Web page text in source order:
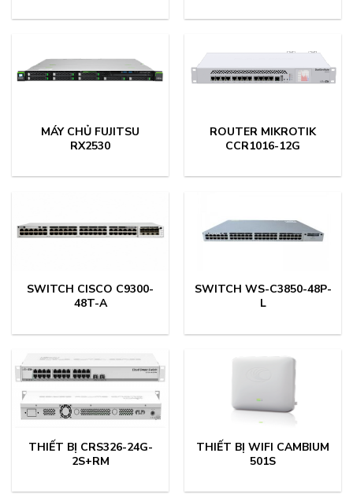
MÁY CHỦ FUJITSU
RX2530
ROUTER MIKROTIK
CCR1016-12G
SWITCH CISCO C9300-
48T-A
SWITCH WS-C3850-48P-
L
THIẾT BỊ CRS326-24G-
2S+RM
THIẾT BỊ WIFI CAMBIUM
501S